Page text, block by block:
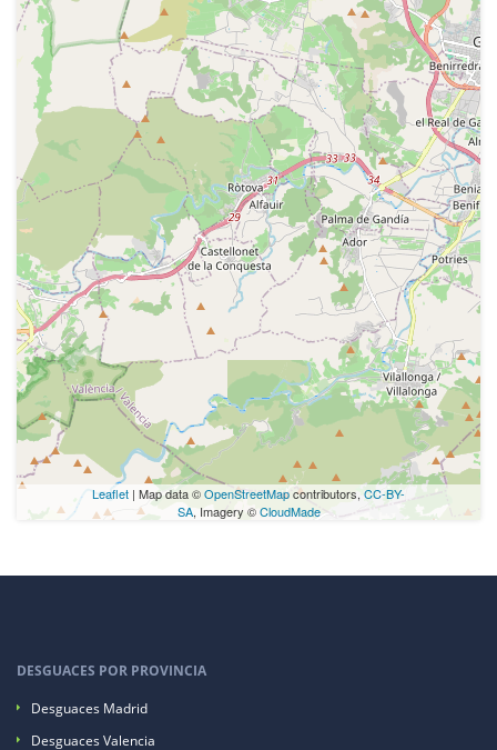
Leaflet | Map data ©OpenStreetMapcontributors, CC-BY-
SA, Imagery ©CloudMade
DESGUACES POR PROVINCIA
Desguaces Madrid
Desguaces Valencia